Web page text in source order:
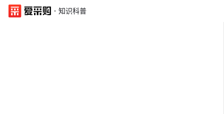
· 知识科普